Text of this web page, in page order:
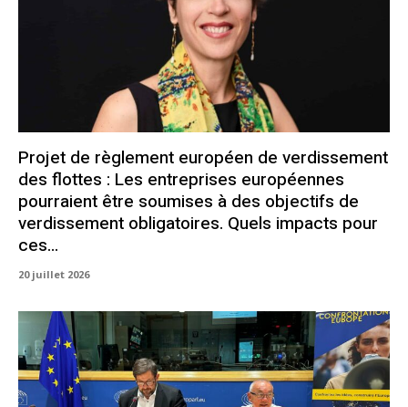
Projet de règlement européen de verdissement
des flottes : Les entreprises européennes
pourraient être soumises à des objectifs de
verdissement obligatoires. Quels impacts pour
ces...
20 juillet 2026